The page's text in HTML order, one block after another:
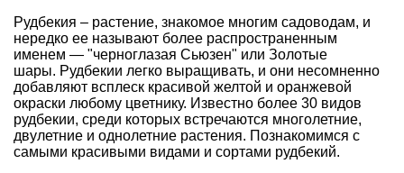
Рудбекия – растение, знакомое многим садоводам, и
нередко ее называют более распространенным
именем — "черноглазая Сьюзен" или Золотые
шары. Рудбекии легко выращивать, и они несомненно
добавляют всплеск красивой желтой и оранжевой
окраски любому цветнику. Известно более 30 видов
рудбекии, среди которых встречаются многолетние,
двулетние и однолетние растения. Познакомимся с
самыми красивыми видами и сортами рудбекий.